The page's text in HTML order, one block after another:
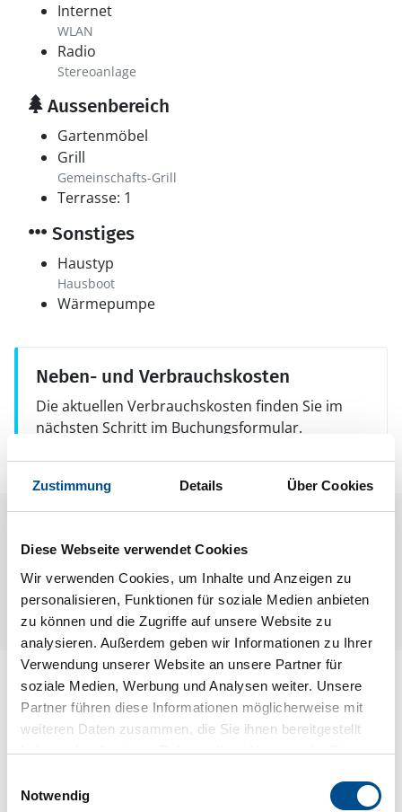
Zustimmung Details Über Cookies
Diese Webseite verwendet Cookies
Wir verwenden Cookies, um Inhalte und Anzeigen zu
personalisieren, Funktionen für soziale Medien anbieten
zu können und die Zugriffe auf unsere Website zu
analysieren. Außerdem geben wir Informationen zu Ihrer
Verwendung unserer Website an unsere Partner für
soziale Medien, Werbung und Analysen weiter. Unsere
Partner führen diese Informationen möglicherweise mit
weiteren Daten zusammen, die Sie ihnen bereitgestellt
haben oder die sie im Rahmen Ihrer Nutzung der Dienste
Notwendig
Internet
WLAN
Radio
Stereoanlage
Aussenbereich
Gartenmöbel
Grill
Gemeinschafts-Grill
Terrasse: 1
Sonstiges
Haustyp
Hausboot
Wärmepumpe
Neben- und Verbrauchskosten
Die aktuellen Verbrauchskosten finden Sie im
nächsten Schritt im Buchungsformular.
Lageplan
Adresse
Hausboot S50300